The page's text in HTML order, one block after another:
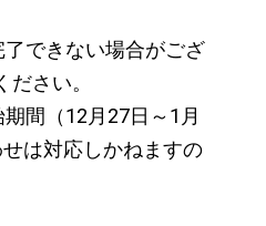
できない場合がござ
さい。
間（12月27日～1月
は対応しかねますの